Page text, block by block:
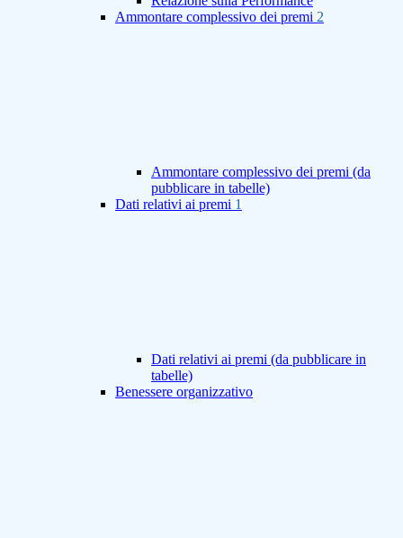
Ammontare complessivo dei premi 2
Ammontare complessivo dei premi (da
pubblicare in tabelle)
Dati relativi ai premi 1
Dati relativi ai premi (da pubblicare in
tabelle)
Benessere organizzativo